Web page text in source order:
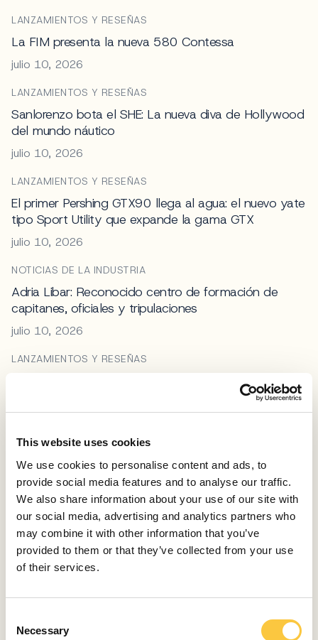
This website uses cookies
We use cookies to personalise content and ads, to
provide social media features and to analyse our traffic.
We also share information about your use of our site with
our social media, advertising and analytics partners who
may combine it with other information that you’ve
provided to them or that they’ve collected from your use
of their services.
Necessary
LANZAMIENTOS Y RESEÑAS
La FIM presenta la nueva 580 Contessa
julio 10, 2026
LANZAMIENTOS Y RESEÑAS
Sanlorenzo bota el SHE: La nueva diva de Hollywood
del mundo náutico
julio 10, 2026
LANZAMIENTOS Y RESEÑAS
El primer Pershing GTX90 llega al agua: el nuevo yate
tipo Sport Utility que expande la gama GTX
julio 10, 2026
NOTICIAS DE LA INDUSTRIA
Adria Libar: Reconocido centro de formación de
capitanes, oficiales y tripulaciones
julio 10, 2026
LANZAMIENTOS Y RESEÑAS
El nuevo «Sirena 118», de 36 m, amplía la gama de
LANZAMIENTOS Y RESEÑAS
Reseña del Absolute 70 Fly: el nuevo buque insignia
de la gama Fly
julio 9, 2026
LANZAMIENTOS Y RESEÑAS
Reseña del Galeon 480 Fly: el maestro de la
transformación
julio 2, 2026
NOTICIAS DE LA INDUSTRIA